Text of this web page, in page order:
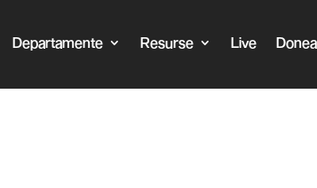
Departamente Resurse Live